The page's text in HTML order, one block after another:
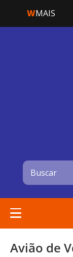
WMAIS
Avião de